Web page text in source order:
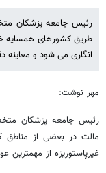
رئیس جامعه پزشکان
طریق کشورهای همسایه
انگاری می شود و
مهر نوشت:
رئیس جامعه پزشکان
مالت در بعضی از مناطق
غیرپاستوریزه از مهمترین